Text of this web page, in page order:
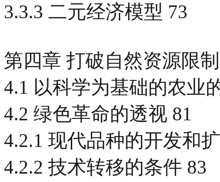
3.3.3 二元经济模型 73
第四章 打破自然资源限
4.1 以科学为基础的农业
4.2 绿色革命的透视 81
4.2.1 现代品种的开发和
4.2.2 技术转移的条件 83